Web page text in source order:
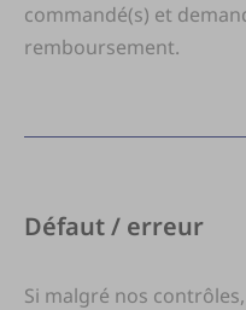
commandé(s) et
remboursement.
Défaut / erreur
Si malgré nos